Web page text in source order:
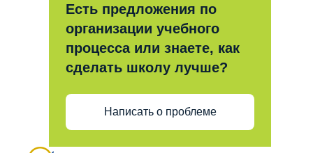
Есть предложения по
организации учебного
процесса или знаете, как
сделать школу лучше?
Написать о проблеме